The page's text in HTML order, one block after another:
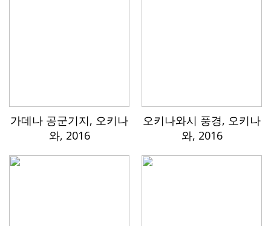
가데나 공군기지, 오키나
와, 2016
오키나와시 풍경, 오키나
와, 2016